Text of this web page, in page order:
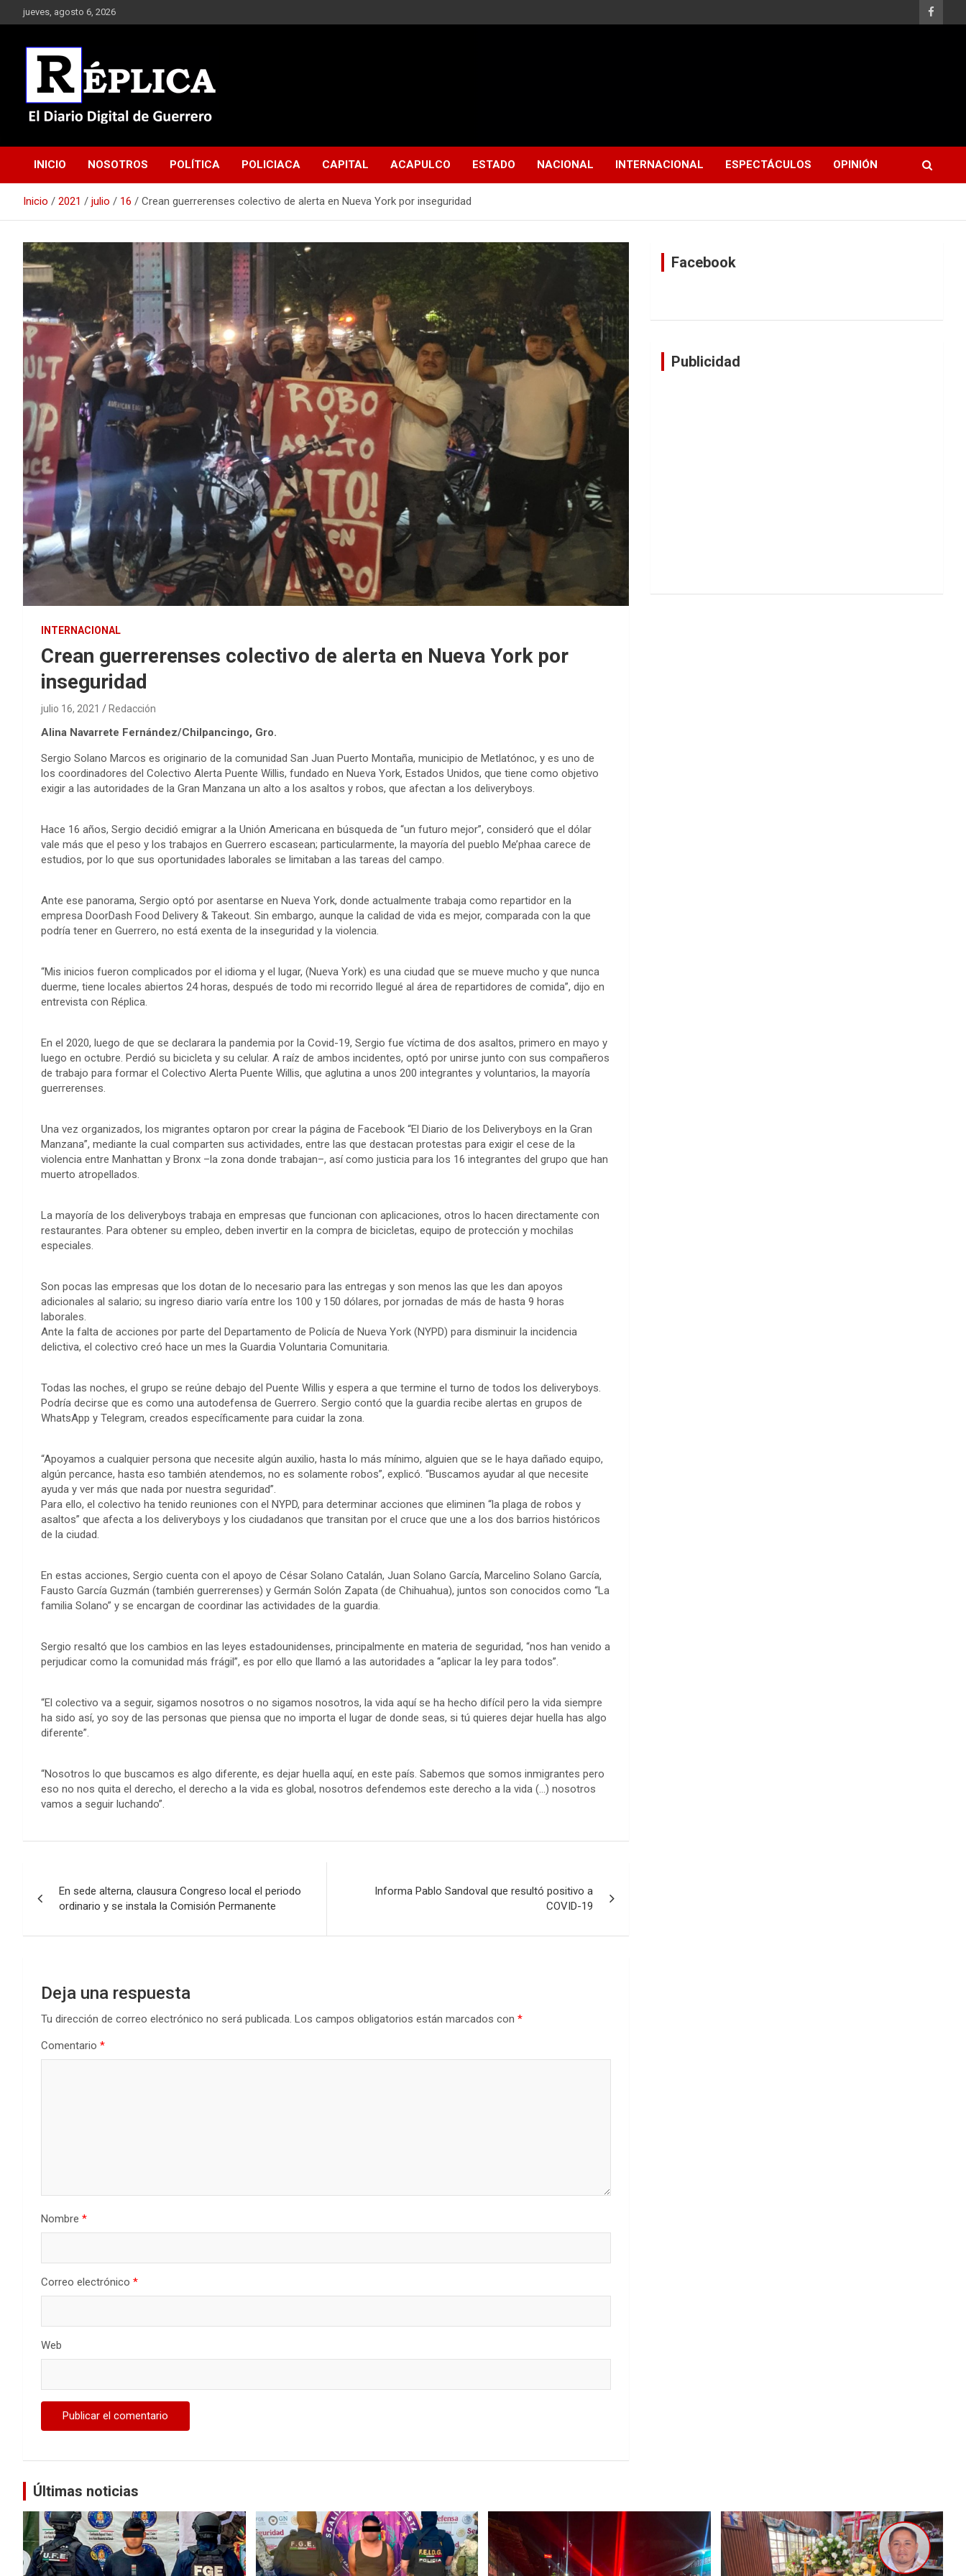
Saltar
al
jueves, agosto 6, 2026
Réplica
INICIO NOSOTROS POLÍTICA POLICIACA CAPITAL ACAPULCO ESTADO NACIONAL INTERNACIONAL ESPECTÁCULOS OPINIÓN
Inicio 2021 julio 16 Crean guerrerenses colectivo de alerta en Nueva York por inseguridad
INTERNACIONAL
Crean guerrerenses colectivo de alerta en Nueva York por
inseguridad
julio 16, 2021 Redacción
Alina Navarrete Fernández/Chilpancingo, Gro.
Sergio Solano Marcos es originario de la comunidad San Juan Puerto Montaña, municipio de Metlatónoc, y es uno de
los coordinadores del Colectivo Alerta Puente Willis, fundado en Nueva York, Estados Unidos, que tiene como objetivo
exigir a las autoridades de la Gran Manzana un alto a los asaltos y robos, que afectan a los deliveryboys.
Hace 16 años, Sergio decidió emigrar a la Unión Americana en búsqueda de “un futuro mejor”, consideró que el dólar
vale más que el peso y los trabajos en Guerrero escasean; particularmente, la mayoría del pueblo Me’phaa carece de
estudios, por lo que sus oportunidades laborales se limitaban a las tareas del campo.
Ante ese panorama, Sergio optó por asentarse en Nueva York, donde actualmente trabaja como repartidor en la
empresa DoorDash Food Delivery & Takeout. Sin embargo, aunque la calidad de vida es mejor, comparada con la que
podría tener en Guerrero, no está exenta de la inseguridad y la violencia.
“Mis inicios fueron complicados por el idioma y el lugar, (Nueva York) es una ciudad que se mueve mucho y que nunca
duerme, tiene locales abiertos 24 horas, después de todo mi recorrido llegué al área de repartidores de comida”, dijo en
entrevista con Réplica.
En el 2020, luego de que se declarara la pandemia por la Covid-19, Sergio fue víctima de dos asaltos, primero en mayo y
luego en octubre. Perdió su bicicleta y su celular. A raíz de ambos incidentes, optó por unirse junto con sus compañeros
de trabajo para formar el Colectivo Alerta Puente Willis, que aglutina a unos 200 integrantes y voluntarios, la mayoría
guerrerenses.
Una vez organizados, los migrantes optaron por crear la página de Facebook “El Diario de los Deliveryboys en la Gran
Manzana”, mediante la cual comparten sus actividades, entre las que destacan protestas para exigir el cese de la
violencia entre Manhattan y Bronx –la zona donde trabajan–, así como justicia para los 16 integrantes del grupo que han
muerto atropellados.
La mayoría de los deliveryboys trabaja en empresas que funcionan con aplicaciones, otros lo hacen directamente con
restaurantes. Para obtener su empleo, deben invertir en la compra de bicicletas, equipo de protección y mochilas
especiales.
Son pocas las empresas que los dotan de lo necesario para las entregas y son menos las que les dan apoyos
adicionales al salario; su ingreso diario varía entre los 100 y 150 dólares, por jornadas de más de hasta 9 horas
laborales.
Ante la falta de acciones por parte del Departamento de Policía de Nueva York (NYPD) para disminuir la incidencia
delictiva, el colectivo creó hace un mes la Guardia Voluntaria Comunitaria.
Todas las noches, el grupo se reúne debajo del Puente Willis y espera a que termine el turno de todos los deliveryboys.
Podría decirse que es como una autodefensa de Guerrero. Sergio contó que la guardia recibe alertas en grupos de
WhatsApp y Telegram, creados específicamente para cuidar la zona.
“Apoyamos a cualquier persona que necesite algún auxilio, hasta lo más mínimo, alguien que se le haya dañado equipo,
algún percance, hasta eso también atendemos, no es solamente robos”, explicó. “Buscamos ayudar al que necesite
ayuda y ver más que nada por nuestra seguridad”.
Para ello, el colectivo ha tenido reuniones con el NYPD, para determinar acciones que eliminen “la plaga de robos y
asaltos” que afecta a los deliveryboys y los ciudadanos que transitan por el cruce que une a los dos barrios históricos
de la ciudad.
En estas acciones, Sergio cuenta con el apoyo de César Solano Catalán, Juan Solano García, Marcelino Solano García,
Fausto García Guzmán (también guerrerenses) y Germán Solón Zapata (de Chihuahua), juntos son conocidos como “La
familia Solano” y se encargan de coordinar las actividades de la guardia.
Sergio resaltó que los cambios en las leyes estadounidenses, principalmente en materia de seguridad, “nos han venido a
perjudicar como la comunidad más frágil”, es por ello que llamó a las autoridades a “aplicar la ley para todos”.
“El colectivo va a seguir, sigamos nosotros o no sigamos nosotros, la vida aquí se ha hecho difícil pero la vida siempre
ha sido así, yo soy de las personas que piensa que no importa el lugar de donde seas, si tú quieres dejar huella has algo
diferente”.
“Nosotros lo que buscamos es algo diferente, es dejar huella aquí, en este país. Sabemos que somos inmigrantes pero
eso no nos quita el derecho, el derecho a la vida es global, nosotros defendemos este derecho a la vida (…) nosotros
vamos a seguir luchando”.
de
entradas
En sede alterna, clausura Congreso local el periodo
ordinario y se instala la Comisión Permanente
Informa Pablo Sandoval que resultó positivo a
COVID-19
Deja una respuesta
Tu dirección de correo electrónico no será publicada. Los campos obligatorios están marcados con *
Comentario *
Nombre *
Correo electrónico *
Web
Facebook
Publicidad
Últimas noticias